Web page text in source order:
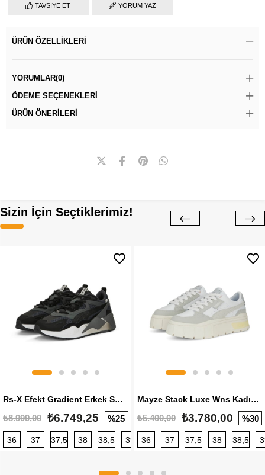
TAVSIYE ET YORUM YAZ
ÜRÜN ÖZELLIKLERI
YORUMLAR(0)
ÖDEME SEÇENEKLERI
ÜRÜN ÖNERILERI
Sizin İçin Seçtiklerimiz!
Rs-X Efekt Gradient Erkek Sneaker
₺8.999,00 ₺6.749,25 %25
36 37 37,5 38 38,5 39 40 40,5 41 42 42,5
Mayze Stack Luxe Wns Kadın Sneaker
₺5.400,00 ₺3.780,00 %30
36 37 37,5 38 38,5